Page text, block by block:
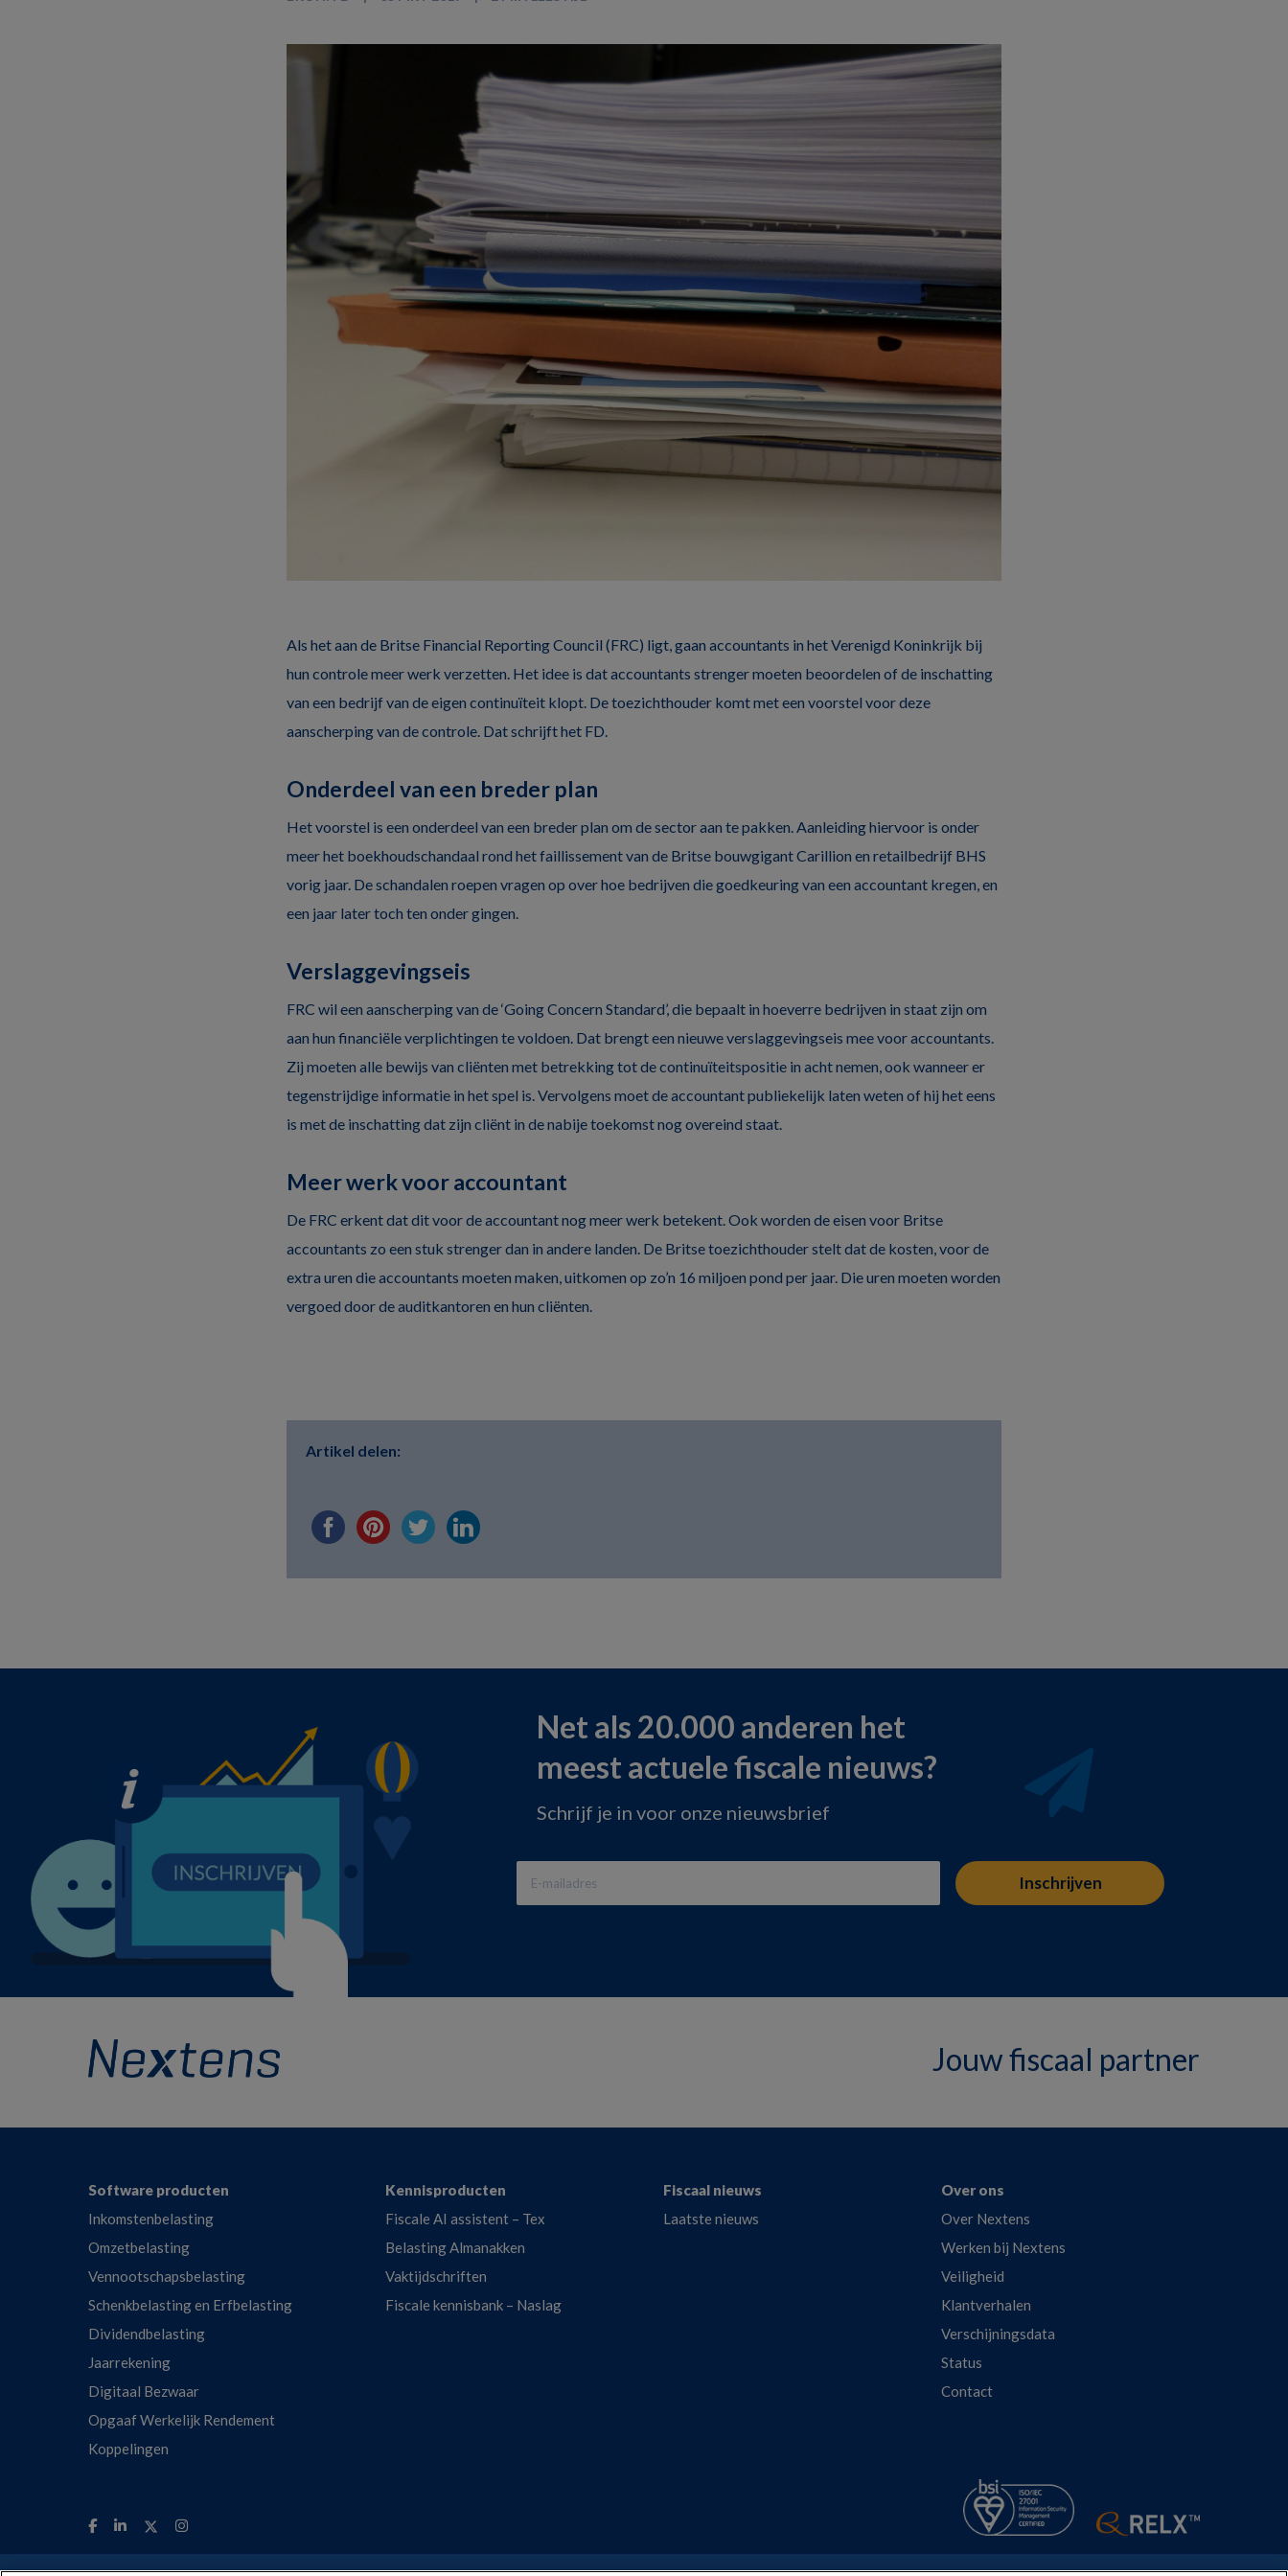
Als het aan de Britse Financial Reporting Council (FRC) ligt, gaan accountants in het Verenigd Koninkrijk bij
hun controle meer werk verzetten. Het idee is dat accountants strenger moeten beoordelen of de inschatting
van een bedrijf van de eigen continuïteit klopt. De toezichthouder komt met een voorstel voor deze
aanscherping van de controle. Dat schrijft het FD.
Onderdeel van een breder plan
Het voorstel is een onderdeel van een breder plan om de sector aan te pakken. Aanleiding hiervoor is onder
meer het boekhoudschandaal rond het faillissement van de Britse bouwgigant Carillion en retailbedrijf BHS
vorig jaar. De schandalen roepen vragen op over hoe bedrijven die goedkeuring van een accountant kregen, en
een jaar later toch ten onder gingen.
Verslaggevingseis
FRC wil een aanscherping van de ‘Going Concern Standard’, die bepaalt in hoeverre bedrijven in staat zijn om
aan hun financiële verplichtingen te voldoen. Dat brengt een nieuwe verslaggevingseis mee voor accountants.
Zij moeten alle bewijs van cliënten met betrekking tot de continuïteitspositie in acht nemen, ook wanneer er
tegenstrijdige informatie in het spel is. Vervolgens moet de accountant publiekelijk laten weten of hij het eens
is met de inschatting dat zijn cliënt in de nabije toekomst nog overeind staat.
Meer werk voor accountant
De FRC erkent dat dit voor de accountant nog meer werk betekent. Ook worden de eisen voor Britse
accountants zo een stuk strenger dan in andere landen. De Britse toezichthouder stelt dat de kosten, voor de
extra uren die accountants moeten maken, uitkomen op zo’n 16 miljoen pond per jaar. Die uren moeten worden
vergoed door de auditkantoren en hun cliënten.
Artikel delen:
Net als 20.000 anderen het
meest actuele fiscale nieuws?
Schrijf je in voor onze nieuwsbrief
Jouw fiscaal partner
FooterSoftware producten
Inkomstenbelasting
Omzetbelasting
Vennootschapsbelasting
Schenkbelasting en Erfbelasting
Dividendbelasting
Jaarrekening
Digitaal Bezwaar
Opgaaf Werkelijk Rendement
Koppelingen
Kennisproducten
Fiscale AI assistent – Tex
Belasting Almanakken
Vaktijdschriften
Fiscale kennisbank – Naslag
Fiscaal nieuws
Laatste nieuws
Over ons
Over Nextens
Werken bij Nextens
Veiligheid
Klantverhalen
Verschijningsdata
Status
Contact